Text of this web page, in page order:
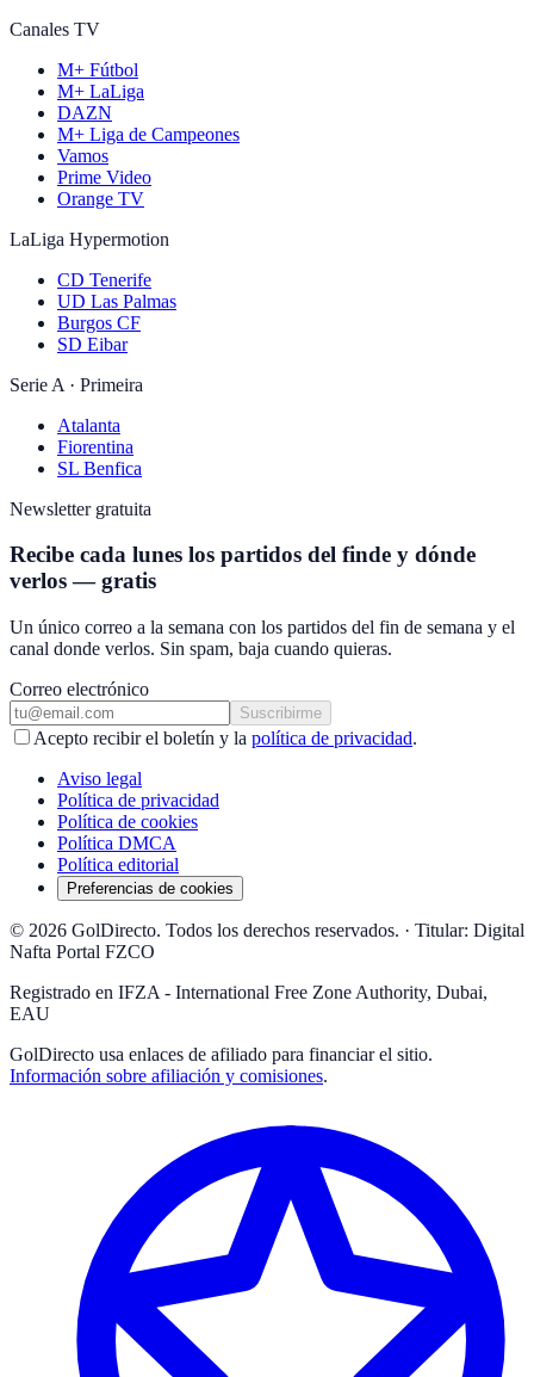
Canales TV
M+ Fútbol
M+ LaLiga
DAZN
M+ Liga de Campeones
Vamos
Prime Video
Orange TV
LaLiga Hypermotion
CD Tenerife
UD Las Palmas
Burgos CF
SD Eibar
Serie A · Primeira
Atalanta
Fiorentina
SL Benfica
Newsletter gratuita
Recibe cada lunes los partidos del finde y dónde
verlos — gratis
Un único correo a la semana con los partidos del fin de semana y el
canal donde verlos. Sin spam, baja cuando quieras.
Correo electrónico
Suscribirme
Acepto recibir el boletín y la política de privacidad.
Aviso legal
Política de privacidad
Política de cookies
Política DMCA
Política editorial
Preferencias de cookies
© 2026 GolDirecto. Todos los derechos reservados. · Titular: Digital
Nafta Portal FZCO
Registrado en IFZA - International Free Zone Authority, Dubai,
EAU
GolDirecto usa enlaces de afiliado para financiar el sitio.
Información sobre afiliación y comisiones.